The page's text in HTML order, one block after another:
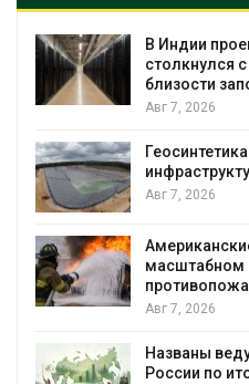
В Индии
столкнулся
близости
Авг 7, 2026
Авг 7, 2026
масштабном
Авг 7, 2026
Названы
России по